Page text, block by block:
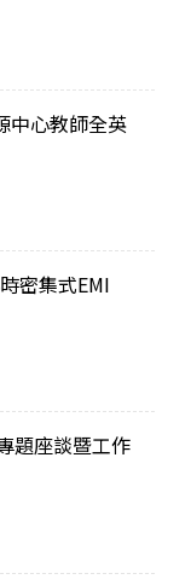
中心教師全英
密集式EMI
題座談暨工作